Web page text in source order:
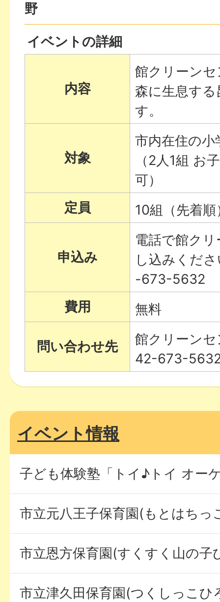
野
イベントの詳細
内容
館クリーン
森に生息す
す。
対象
市内在住の
（2人1組 お
可）
定員
10組（先着順
申込み
電話で館ク
し込みくだ
-673-5632
費用
無料
問い合わせ先
館クリーン
42-673-
イベント情報
子ども体験塾「トイ♪トイ オー
市立元八王子保育園(もとはちっ
市立恩方保育園(すくすく山の子
市立津久田保育園(つくしっこひ